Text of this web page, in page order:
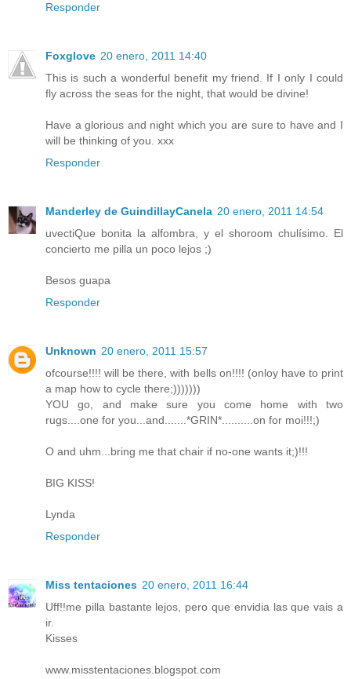
Responder
Foxglove 20 enero, 2011 14:40
This is such a wonderful benefit my friend. If I only I could
fly across the seas for the night, that would be divine!
Have a glorious and night which you are sure to have and I
will be thinking of you. xxx
Responder
Manderley de GuindillayCanela 20 enero, 2011 14:54
uvectiQue bonita la alfombra, y el shoroom chulísimo. El
concierto me pilla un poco lejos ;)
Besos guapa
Responder
Unknown 20 enero, 2011 15:57
ofcourse!!!! will be there, with bells on!!!! (onloy have to print
a map how to cycle there;)))))))
YOU go, and make sure you come home with two
rugs....one for you...and.......*GRIN*..........on for moi!!!;)
O and uhm...bring me that chair if no-one wants it;)!!!
BIG KISS!
Lynda
Responder
Miss tentaciones 20 enero, 2011 16:44
Uff!!me pilla bastante lejos, pero que envidia las que vais a
ir.
Kisses
www.misstentaciones.blogspot.com